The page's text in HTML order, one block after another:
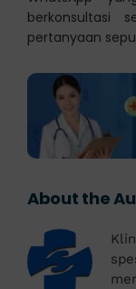
berkonsultasi
pertanyaan
About the